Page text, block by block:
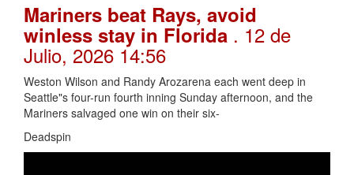
Mariners beat Rays, avoid
winless stay in Florida . 12 de
Julio, 2026 14:56
Weston Wilson and Randy Arozarena each went deep in
Seattle"s four-run fourth inning Sunday afternoon, and the
Mariners salvaged one win on their six-
Deadspin